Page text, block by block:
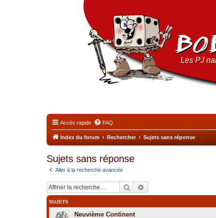
Les PJ
Accès rapide FAQ
Index du forum Rechercher Sujets sans réponse
Sujets sans réponse
Aller à la recherche avancée
Rechercher
SUJETS
Neuvième Continent